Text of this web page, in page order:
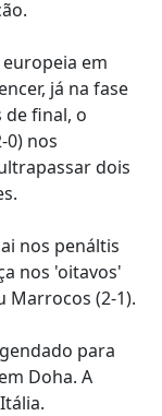
em
já na fase
de final, o
0) nos
dois
nos penáltis
nos 'oitavos'
Marrocos (2-1).
para
Doha. A